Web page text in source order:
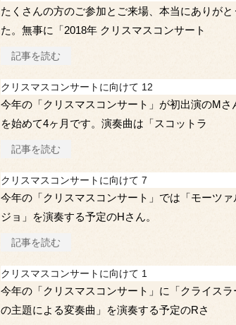
たくさんの方のご参加とご来場、本当にありがと
た。無事に「2018年 クリスマスコンサート
記事を読む
クリスマスコンサートに向けて 12
今年の「クリスマスコンサート」が初出演のMさ
を始めて4ヶ月です。演奏曲は「スコットラ
記事を読む
クリスマスコンサートに向けて 7
今年の「クリスマスコンサート」では「モーツ
ジョ」を演奏する予定のHさん。
記事を読む
クリスマスコンサートに向けて 1
今年の「クリスマスコンサート」に「クライスラ
の主題による変奏曲」を演奏する予定のRさ